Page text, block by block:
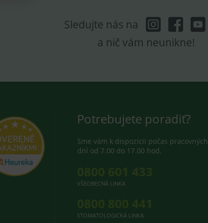
Sledujte nás na
a nič vám neunikne!
Potrebujete poradiť?
Sme vám k dispozícii počas pracovných
dní od 7.00 do 17.00 hod.
VŠEOBECNÁ LINKA
STOMATOLOGICKÁ LINKA